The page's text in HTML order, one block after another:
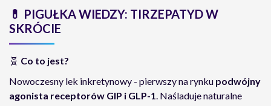
💊 PIGUŁKA WIEDZY: TIRZEPATYD W
SKRÓCIE
🧬 Co to jest?
Nowoczesny lek inkretynowy - pierwszy na rynku podwójny
agonista receptorów GIP i GLP-1. Naśladuje naturalne